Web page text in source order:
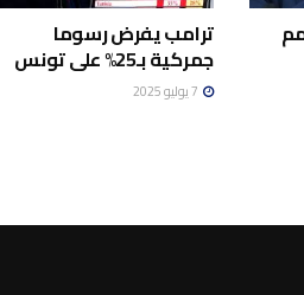
ترامب يفرض رسوما
جمركية بـ25% على تونس